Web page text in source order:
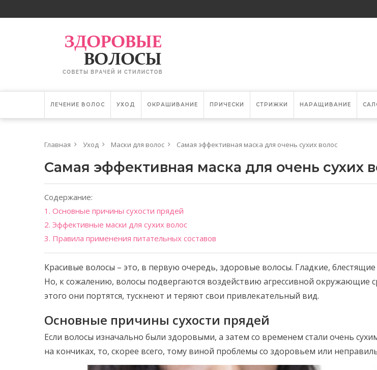
ЛЕЧЕНИЕ ВОЛОС УХОД ОКРАШИВАНИЕ ПРИЧЕСКИ СТРИЖКИ НАРАЩИВАНИЕ
Главная Уход Маски для волос Самая эффективная маска для очень сухих волос
Самая эффективная маска для очень сухих
Содержание:
1. Основные причины сухости прядей
2. Эффективные маски для сухих волос
3. Правила применения питательных составов
Красивые волосы – это, в первую очередь, здоровые волосы. Гладкие,
Но, к сожалению, волосы подвергаются воздействию агрессивной окружающие
этого они портятся, тускнеют и теряют свои привлекательный вид.
Основные причины сухости прядей
Если волосы изначально были здоровыми, а затем со временем стали очень
на кончиках, то, скорее всего, тому виной проблемы со здоровьем или